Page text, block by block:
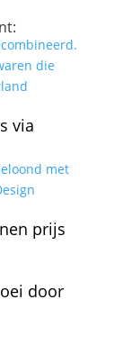
via
prijs
door